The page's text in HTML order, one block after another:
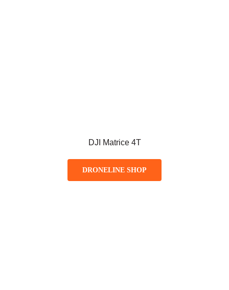
DJI Matrice 4T
DRONELINE SHOP